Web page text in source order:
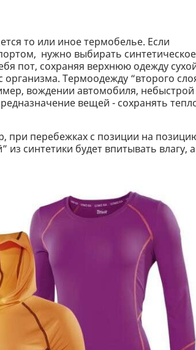
то или иное термобелье. Если
нужно выбирать синтетическое
пот, сохраняя верхнюю одежду
Термоодежду “второго
вождении автомобиля, небыстрой
вещей - сохранять
при перебежках с позиции на
синтетики будет впитывать влагу, а